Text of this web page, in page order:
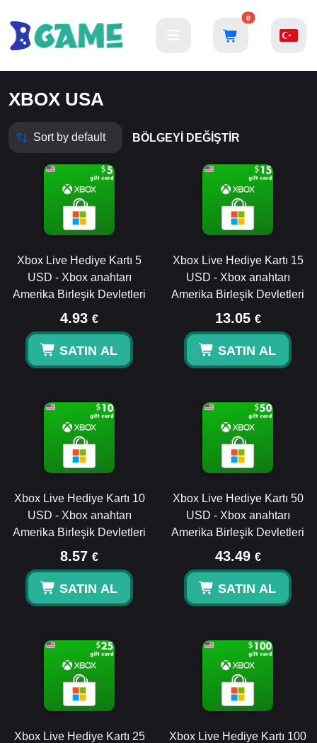
0
XBOX USA
BÖLGEYI DEĞIŞTIR
Xbox Live Hediye Kartı 5
USD - Xbox anahtarı
Amerika Birleşik Devletleri
4.93 €
SATIN AL
Xbox Live Hediye Kartı 15
USD - Xbox anahtarı
Amerika Birleşik Devletleri
13.05 €
SATIN AL
Xbox Live Hediye Kartı 10
USD - Xbox anahtarı
Amerika Birleşik Devletleri
8.57 €
SATIN AL
Xbox Live Hediye Kartı 50
USD - Xbox anahtarı
Amerika Birleşik Devletleri
43.49 €
SATIN AL
Xbox Live Hediye Kartı 25
Xbox Live Hediye Kartı 100